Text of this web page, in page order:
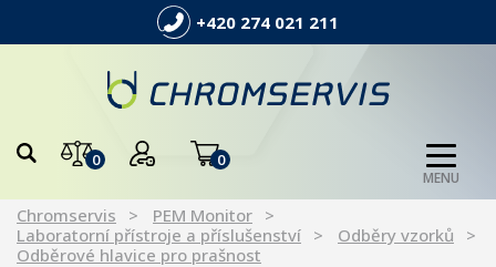
+420 274 021 211
0 0
MENU
Chromservis
PEM Monitor
Laboratorní přístroje a příslušenství
Odběry vzorků
Odběrové hlavice pro prašnost